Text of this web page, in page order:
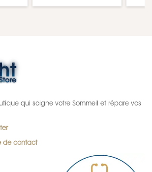
qui soigne votre Sommeil et répare vos
de contact